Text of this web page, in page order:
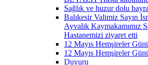
Sağlık ve huzur dolu
Balıkesir Valimiz Sayın
Ayvalık Kaymakamımız
Hastanemizi ziyaret etti
12 Mayıs Hemşireler
12 Mayıs Hemşireler
Duyuru